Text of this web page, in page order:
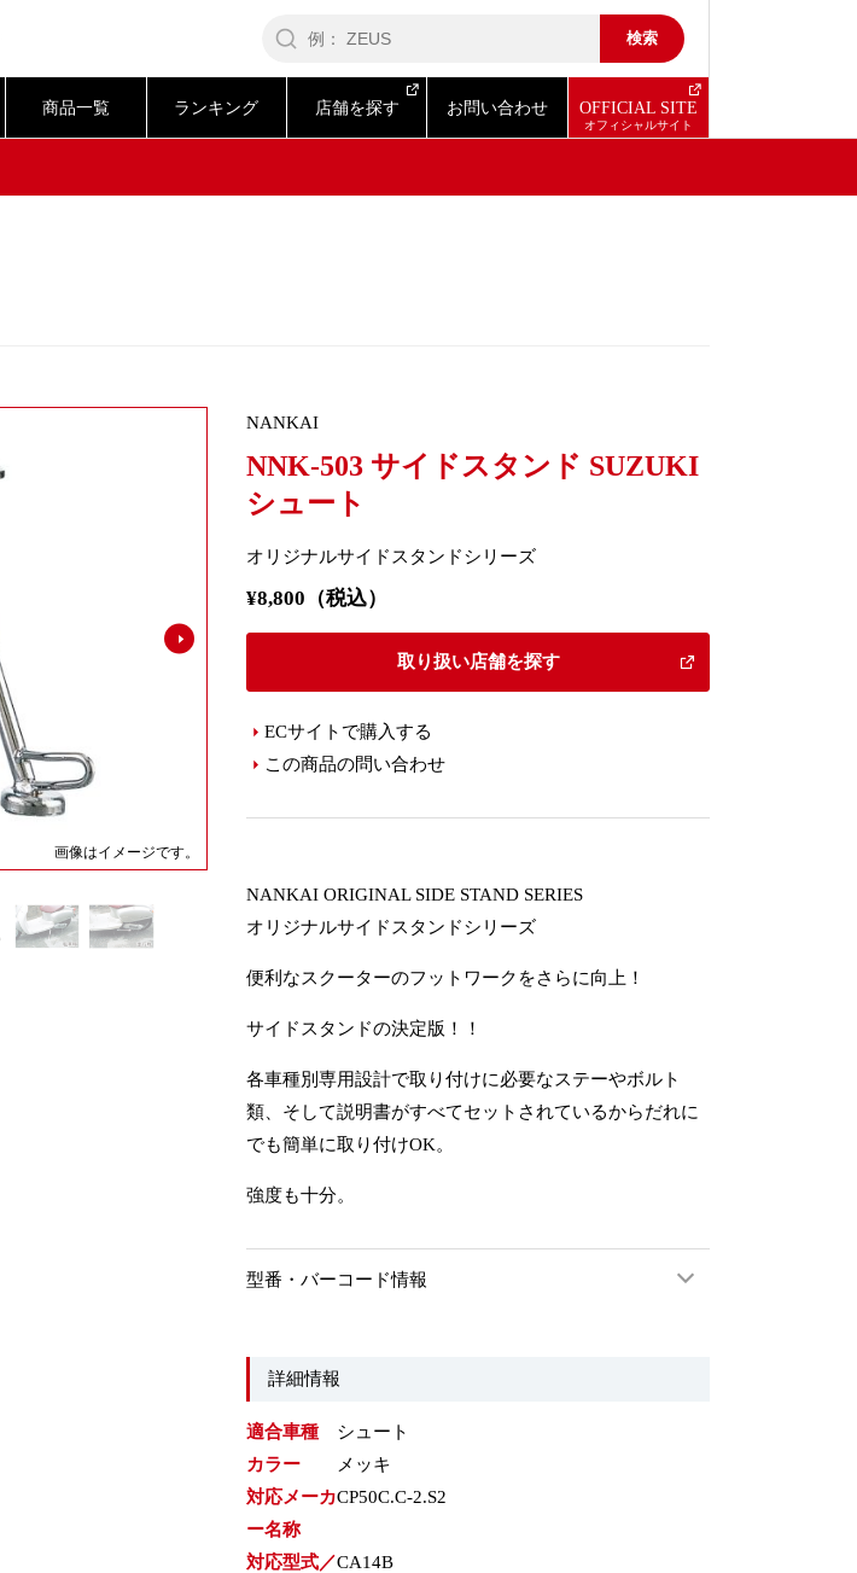
商品一覧 ランキング 店舗を探す お問い合わせ OFFICIAL SITE
画像はイメージです。
NANKAI
NNK-503 サイドスタンド SUZUKI
シュート
オリジナルサイドスタンドシリーズ
¥8,800（税込）
取り扱い店舗を探す
ECサイトで購入する
この商品の問い合わせ
NANKAI ORIGINAL SIDE STAND SERIES
オリジナルサイドスタンドシリーズ
便利なスクーターのフットワークをさらに向上！
サイドスタンドの決定版！！
各車種別専用設計で取り付けに必要なステーやボルト
類、そして説明書がすべてセットされているからだれに
でも簡単に取り付けOK。
強度も十分。
型番・バーコード情報
詳細情報
適合車種
シュート
カラー
メッキ
対応メーカ
ー名称
CP50C.C-2.S2
対応型式／CA14B